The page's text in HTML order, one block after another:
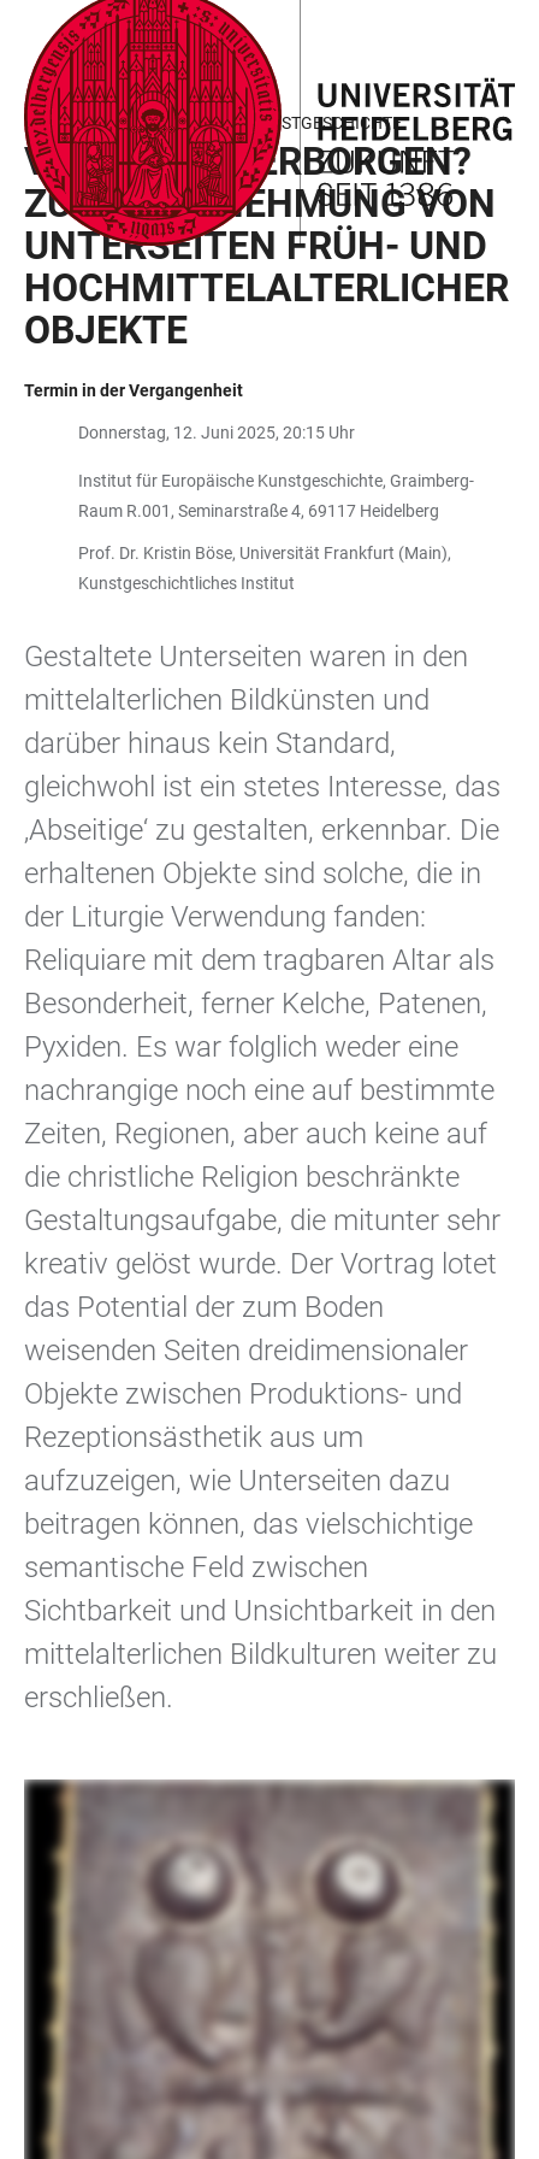
LINKS
ZUR
BARRIEREFREIHEIT
ZUM
HAUPTINHALT
HAUPTNAVIGATION
ÖFFNEN
WEBSEITENSUCHE
ÖFFNEN
INSTITUT FÜR EUROPÄISCHE KUNSTGESCHICHTE
VERDECKT. VERBORGEN?
ZUR WAHRNEHMUNG VON
UNTERSEITEN FRÜH- UND
HOCHMITTELALTERLICHER
OBJEKTE
Termin in der Vergangenheit
Donnerstag, 12. Juni 2025, 20:15 Uhr
Institut für Europäische Kunstgeschichte, Graimberg-
Raum R.001, Seminarstraße 4, 69117 Heidelberg
Prof. Dr. Kristin Böse, Universität Frankfurt (Main),
Kunstgeschichtliches Institut
Gestaltete Unterseiten waren in den
mittelalterlichen Bildkünsten und
darüber hinaus kein Standard,
gleichwohl ist ein stetes Interesse, das
‚Abseitige‘ zu gestalten, erkennbar. Die
erhaltenen Objekte sind solche, die in
der Liturgie Verwendung fanden:
Reliquiare mit dem tragbaren Altar als
Besonderheit, ferner Kelche, Patenen,
Pyxiden. Es war folglich weder eine
nachrangige noch eine auf bestimmte
Zeiten, Regionen, aber auch keine auf
die christliche Religion beschränkte
Gestaltungsaufgabe, die mitunter sehr
kreativ gelöst wurde. Der Vortrag lotet
das Potential der zum Boden
weisenden Seiten dreidimensionaler
Objekte zwischen Produktions- und
Rezeptionsästhetik aus um
aufzuzeigen, wie Unterseiten dazu
beitragen können, das vielschichtige
semantische Feld zwischen
Sichtbarkeit und Unsichtbarkeit in den
mittelalterlichen Bildkulturen weiter zu
erschließen.